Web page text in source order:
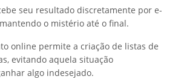
seu resultado discretamente por e-
o mistério até o final.
online permite a criação de listas de
evitando aquela situação
algo indesejado.